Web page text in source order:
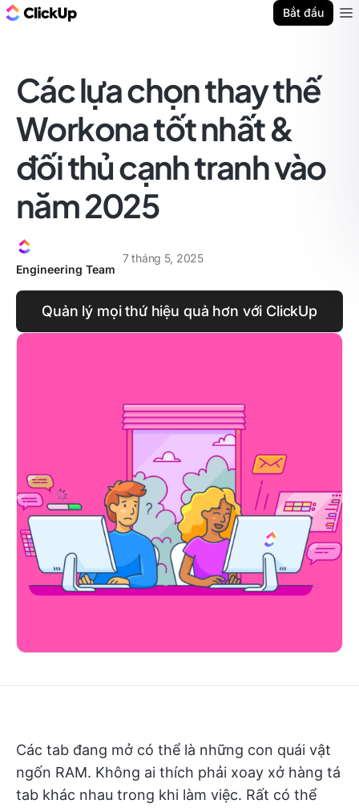
Bắt đầu
Các lựa chọn thay thế
Workona tốt nhất &
đối thủ cạnh tranh vào
năm 2025
Engineering Team
7 tháng 5, 2025
Quản lý mọi thứ hiệu quả hơn với ClickUp
Các tab đang mở có thể là những con quái vật
ngốn RAM. Không ai thích phải xoay xở hàng tá
tab khác nhau trong khi làm việc. Rất có thể